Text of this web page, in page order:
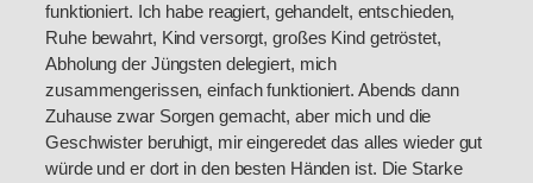
funktioniert. Ich habe reagiert, gehandelt, entschieden,
Ruhe bewahrt, Kind versorgt, großes Kind getröstet,
Abholung der Jüngsten delegiert, mich
zusammengerissen, einfach funktioniert. Abends dann
Zuhause zwar Sorgen gemacht, aber mich und die
Geschwister beruhigt, mir eingeredet das alles wieder gut
würde und er dort in den besten Händen ist. Die Starke